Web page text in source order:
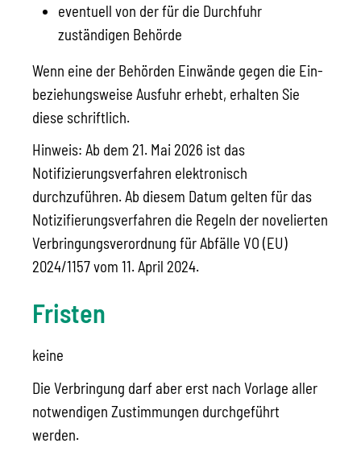
eventuell von der für die Durchfuhr
zuständigen Behörde
Wenn eine der Behörden Einwände gegen die Ein-
beziehungsweise Ausfuhr erhebt, erhalten Sie
diese schriftlich.
Hinweis: Ab dem 21. Mai 2026 ist das
Notifizierungsverfahren elektronisch
durchzuführen. Ab diesem Datum gelten für das
Notizifierungsverfahren die Regeln der novelierten
Verbringungsverordnung für Abfälle VO (EU)
2024/1157 vom 11. April 2024.
Fristen
keine
Die Verbringung darf aber erst nach Vorlage aller
notwendigen Zustimmungen durchgeführt
werden.